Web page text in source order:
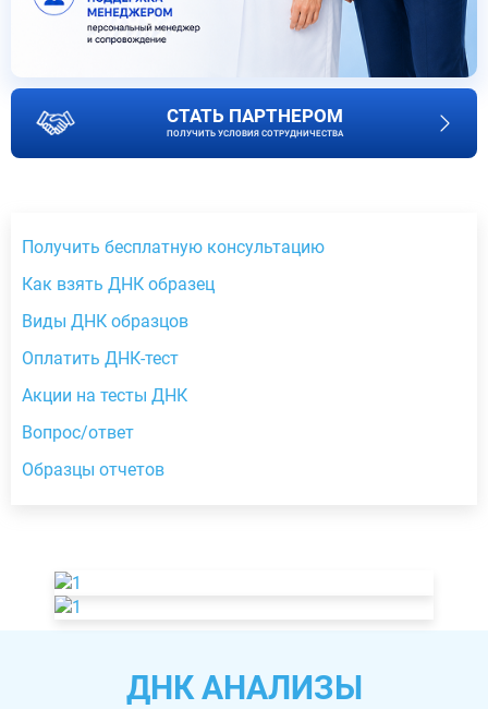
СТАТЬ ПАРТНЕРОМ
ПОЛУЧИТЬ УСЛОВИЯ СОТРУДНИЧЕСТВА
Получить бесплатную консультацию
Как взять ДНК образец
Виды ДНК образцов
Оплатить ДНК-тест
Акции на тесты ДНК
Вопрос/ответ
Образцы отчетов
ДНК АНАЛИЗЫ